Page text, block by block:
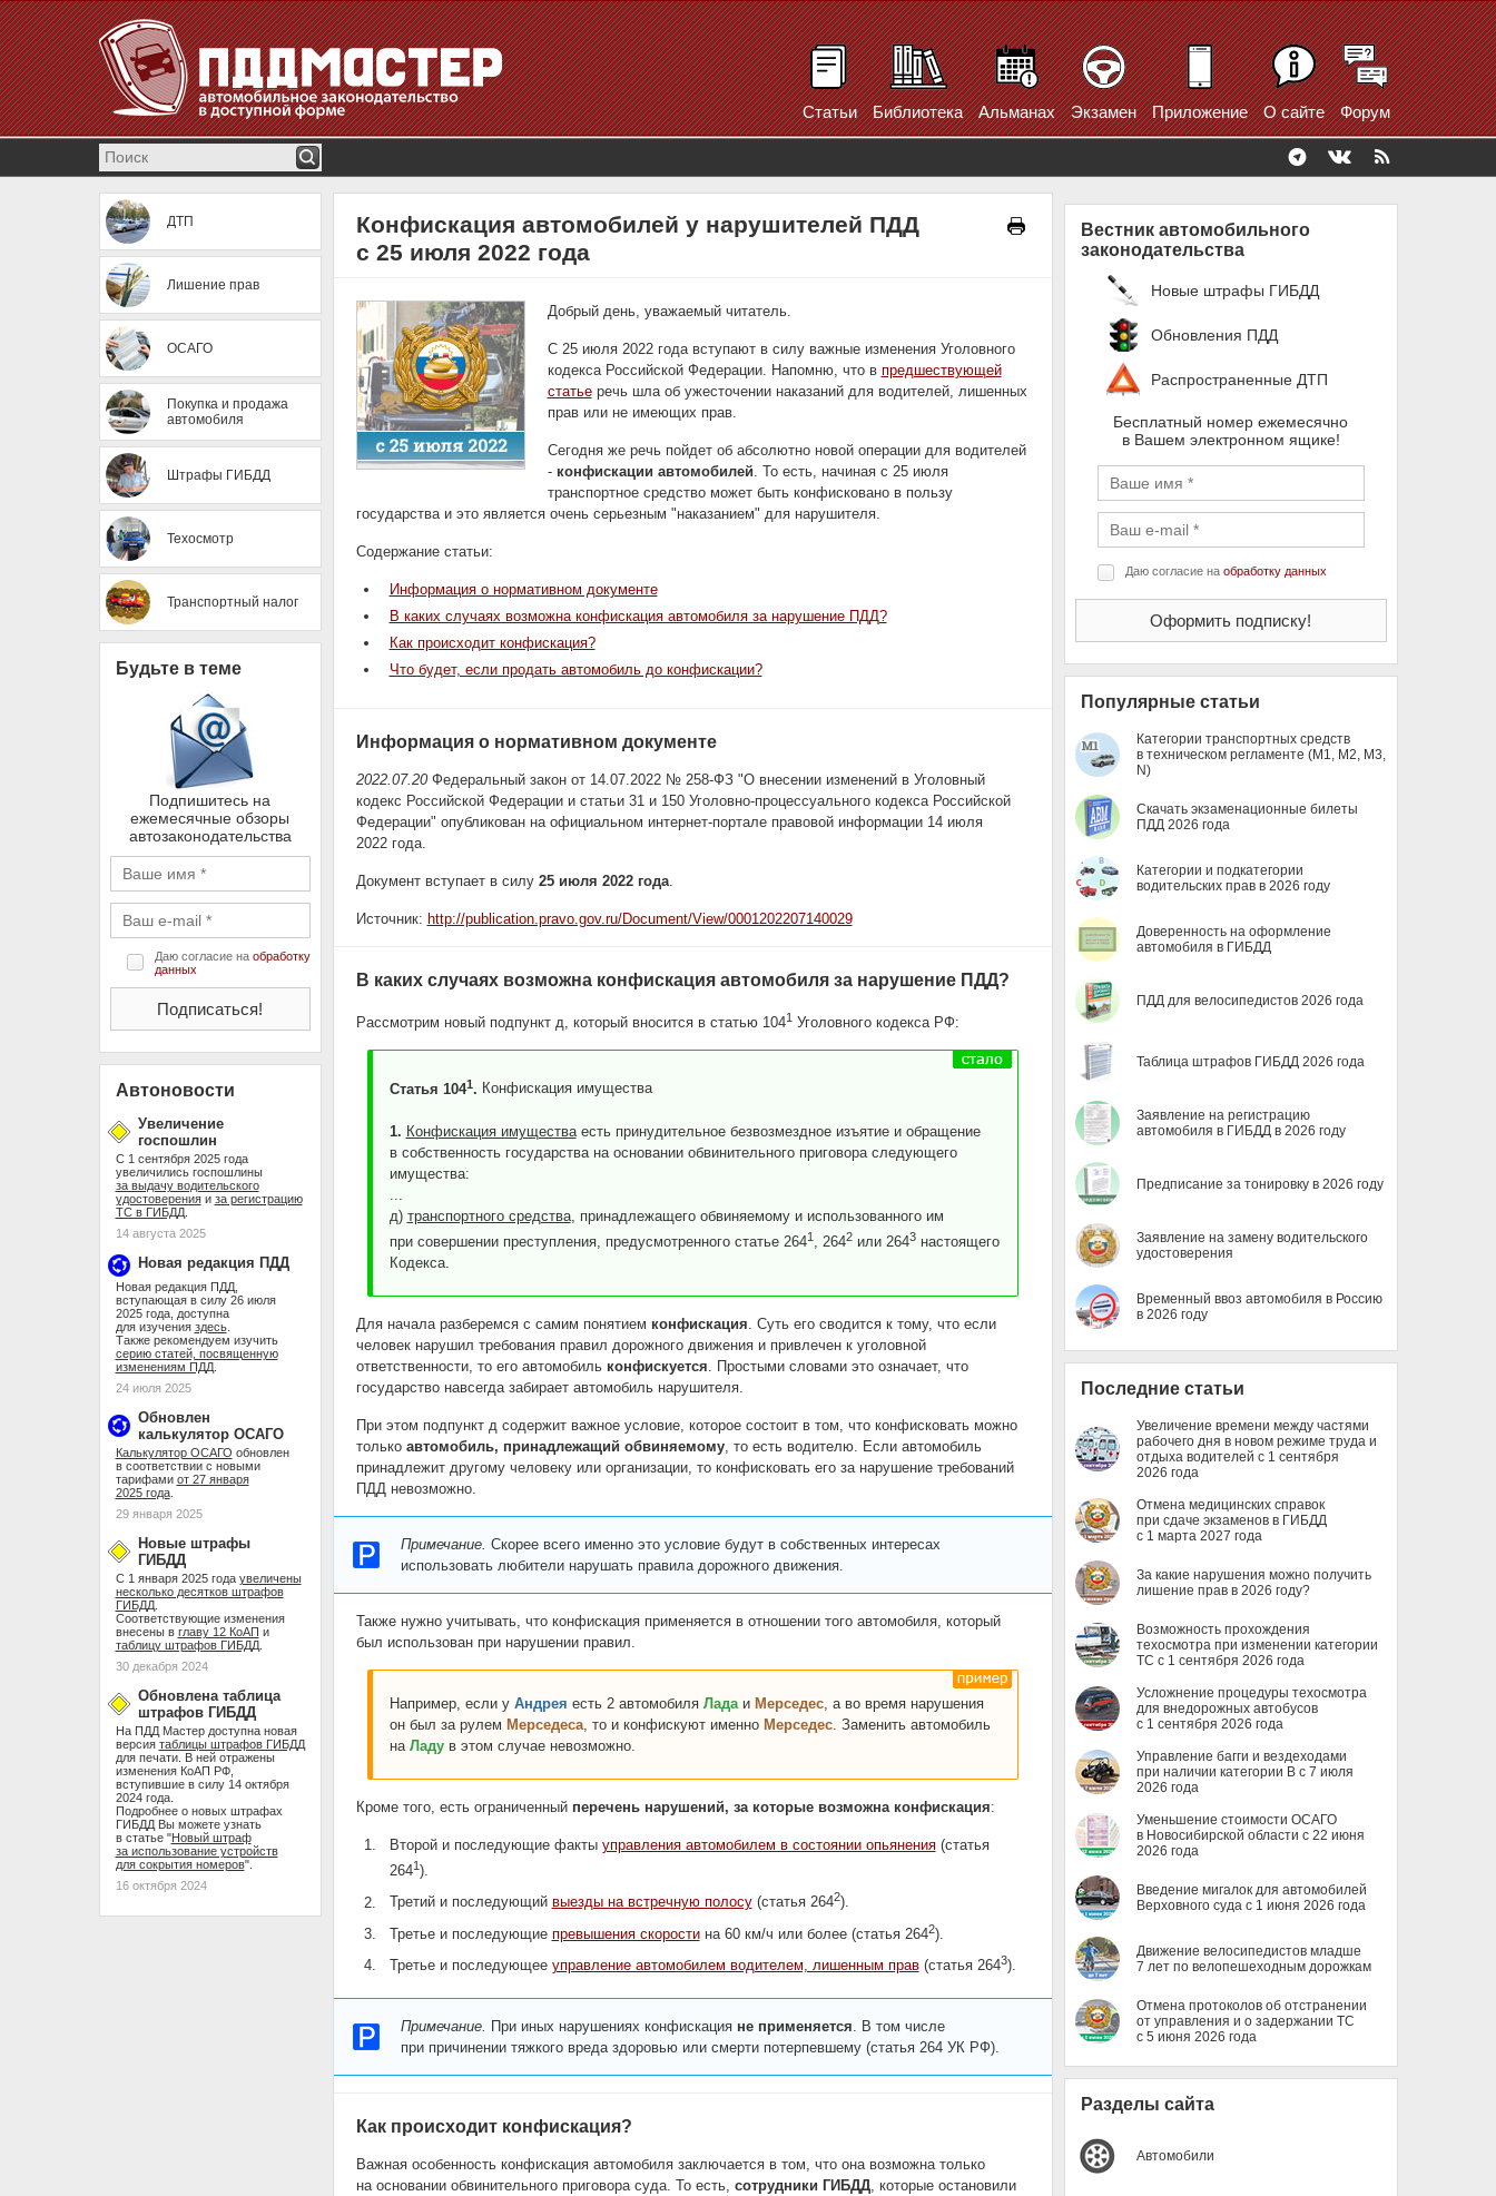
Статьи Библиотека Альманах Экзамен Приложение О сайте Форум
ДТП
Лишение прав
ОСАГО
Покупка и продажа
автомобиля
Штрафы ГИБДД
Техосмотр
Транспортный налог
Будьте в теме
Подпишитесь на
ежемесячные обзоры
автозаконодательства
Даю согласие на обработку
данных
Автоновости
Увеличение
госпошлин
С 1 сентября 2025 года
увеличились госпошлины
за выдачу водительского
удостоверенияи за регистрацию
ТС в ГИБДД.
14 августа 2025
Новая редакция ПДД
Новая редакция ПДД,
вступающая в силу 26 июля
2025 года, доступна
для изучения здесь.
Также рекомендуем изучить
серию статей, посвященную
изменениям ПДД.
24 июля 2025
Обновлен
калькулятор ОСАГО
Калькулятор ОСАГО обновлен
в соответствии с новыми
тарифами от 27 января
2025 года.
29 января 2025
Новые штрафы
ГИБДД
С 1 января 2025 года увеличены
несколько десятков штрафов
ГИБДД.
Соответствующие изменения
внесены в главу 12 КоАП и
таблицу штрафов ГИБДД.
30 декабря 2024
Обновлена таблица
штрафов ГИБДД
На ПДД Мастер доступна новая
версия таблицы штрафов ГИБДД
для печати. В ней отражены
изменения КоАП РФ,
вступившие в силу 14 октября
2024 года.
Подробнее о новых штрафах
ГИБДД Вы можете узнать
в статье "Новый штраф
за использование устройств
для сокрытия номеров".
16 октября 2024
Конфискация автомобилей у нарушителей ПДД
с 25 июля 2022 года
Добрый день, уважаемый читатель.
С 25 июля 2022 года вступают в силу важные изменения Уголовного
кодекса Российской Федерации. Напомню, что в предшествующей
статьеречь шла об ужесточении наказаний для водителей, лишенных
прав или не имеющих прав.
Сегодня же речь пойдет об абсолютно новой операции для водителей
- конфискации автомобилей. То есть, начиная с 25 июля
транспортное средство может быть конфисковано в пользу
государства и это является очень серьезным "наказанием" для нарушителя.
Содержание статьи:
Информация о нормативном документе
В каких случаях возможна конфискация автомобиля за нарушение ПДД?
Как происходит конфискация?
Что будет, если продать автомобиль до конфискации?
Информация о нормативном документе
2022.07.20Федеральный закон от 14.07.2022 № 258-ФЗ "О внесении изменений в Уголовный
кодекс Российской Федерации и статьи 31 и 150 Уголовно-процессуального кодекса Российской
Федерации" опубликован на официальном интернет-портале правовой информации 14 июля
2022 года.
Документ вступает в силу 25 июля 2022 года.
Источник: http://publication.pravo.gov.ru/Document/View/0001202207140029
В каких случаях возможна конфискация автомобиля за нарушение ПДД?
Рассмотрим новый подпункт д, который вносится в статью 1041Уголовного кодекса РФ:
Статья 1041. Конфискация имущества
1. Конфискация имуществаесть принудительное безвозмездное изъятие и обращение
в собственность государства на основании обвинительного приговора следующего
имущества:
д) транспортного средства, принадлежащего обвиняемому и использованного им
при совершении преступления, предусмотренного статье 2641, 2642или 2643настоящего
Кодекса.
Для начала разберемся с самим понятием конфискация . Суть его сводится к тому, что если
человек нарушил требования правил дорожного движения и привлечен к уголовной
ответственности, то его автомобиль конфискуется . Простыми словами это означает, что
государство навсегда забирает автомобиль нарушителя.
При этом подпункт д содержит важное условие, которое состоит в том, что конфисковать можно
только автомобиль, принадлежащий обвиняемому, то есть водителю. Если автомобиль
принадлежит другому человеку или организации, то конфисковать его за нарушение требований
ПДД невозможно.
Примечание. Скорее всего именно это условие будут в собственных интересах
использовать любители нарушать правила дорожного движения.
Также нужно учитывать, что конфискация применяется в отношении того автомобиля, который
был использован при нарушении правил.
Например, если у Андрея есть 2 автомобиля Ладаи Мерседес, а во время нарушения
он был за рулем Мерседеса, то и конфискуют именно Мерседес. Заменить автомобиль
на Ладув этом случае невозможно.
Кроме того, есть ограниченный перечень нарушений, за которые возможна конфискация:
Второй и последующие факты управления автомобилем в состоянии опьянения(статья
2641).
Третий и последующий выезды на встречную полосу(статья 2642).
Третье и последующие превышения скоростина 60 км/ч или более (статья 2642).
Третье и последующее управление автомобилем водителем, лишенным прав(статья 2643).
Примечание. При иных нарушениях конфискация не применяется. В том числе
при причинении тяжкого вреда здоровью или смерти потерпевшему (статья 264 УК РФ).
Как происходит конфискация?
Важная особенность конфискация автомобиля заключается в том, что она возможна только
на основании обвинительного приговора суда. То есть, сотрудники ГИБДД, которые остановили
Вестник автомобильного
законодательства
Новые штрафы ГИБДД
Обновления ПДД
Распространенные ДТП
Бесплатный номер ежемесячно
в Вашем электронном ящике!
Даю согласие на обработку данных
Популярные статьи
Категории транспортных средств
в техническом регламенте (M1, M2, M3,
N)
Скачать экзаменационные билеты
ПДД 2026 года
Категории и подкатегории
водительских прав в 2026 году
Доверенность на оформление
автомобиля в ГИБДД
ПДД для велосипедистов 2026 года
Таблица штрафов ГИБДД 2026 года
Заявление на регистрацию
автомобиля в ГИБДД в 2026 году
Предписание за тонировку в 2026 году
Заявление на замену водительского
удостоверения
Временный ввоз автомобиля в Россию
в 2026 году
Последние статьи
Увеличение времени между частями
рабочего дня в новом режиме труда и
отдыха водителей с 1 сентября
2026 года
Отмена медицинских справок
при сдаче экзаменов в ГИБДД
с 1 марта 2027 года
За какие нарушения можно получить
лишение прав в 2026 году?
Возможность прохождения
техосмотра при изменении категории
ТС с 1 сентября 2026 года
Усложнение процедуры техосмотра
для внедорожных автобусов
с 1 сентября 2026 года
Управление багги и вездеходами
при наличии категории B с 7 июля
2026 года
Уменьшение стоимости ОСАГО
в Новосибирской области с 22 июня
2026 года
Введение мигалок для автомобилей
Верховного суда с 1 июня 2026 года
Движение велосипедистов младше
7 лет по велопешеходным дорожкам
Отмена протоколов об отстранении
от управления и о задержании ТС
с 5 июня 2026 года
Разделы сайта
Автомобили